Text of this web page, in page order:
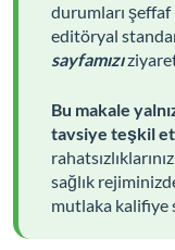
durumları
editöryal
sayfamızı
Bu makale
tavsiye teşkil
sağlık
mutlaka kalifiye